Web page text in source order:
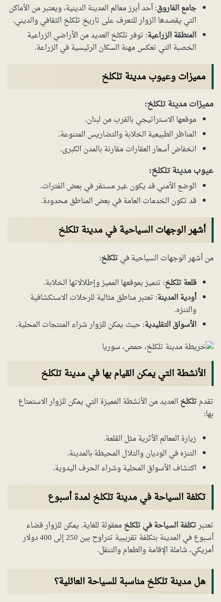
جامع الفاروق: أحد أبرز معالم المدينة الدينية، ويعتبر من الأماكن
التي يقصدها الزوار للتعرف على تاريخ تلكلخ الثقافي والديني.
المنطقة الزراعية: توفر تلكلخ العديد من الأراضي الزراعية
الخصبة التي تعكس مهنة السكان الرئيسية في الزراعة.
مميزات وعيوب مدينة تلكلخ
مميزات مدينة تلكلخ:
موقعها الاستراتيجي بالقرب من لبنان.
المناظر الطبيعية الخلابة والتضاريس المتنوعة.
انخفاض أسعار العقارات مقارنة بالمدن الكبرى.
عيوب مدينة تلكلخ:
الوضع الأمني قد يكون غير مستقر في بعض الفترات.
قد تكون الخدمات العامة في بعض المناطق محدودة.
أشهر الوجهات السياحية في مدينة تلكلخ
من أشهر الوجهات السياحية فيتلكلخ:
قلعة تلكلخ: تتميز بموقعها المميز وإطلالاتها الخلابة.
أودية المدينة: تعتبر مناطق مثالية للرحلات الاستكشافية
والتنزه.
الأسواق التقليدية: حيث يمكن للزوار شراء المنتجات المحلية.
الأنشطة التي يمكن القيام بها في مدينة تلكلخ
تقدمتلكلخ العديد من الأنشطة المميزة التي يمكن للزوار الاستمتاع
بها:
زيارة المعالم الأثرية مثل القلعة.
التنزه في الوديان والتلال المحيطة بالمدينة.
اكتشاف الأسواق المحلية وشراء الحرف اليدوية.
تكلفة السياحة في مدينة تلكلخ لمدة أسبوع
تعتبرتكلفة السياحة في تلكلخمعقولة للغاية. يمكن للزوار قضاء
أسبوع في المدينة بتكلفة تقريبية تتراوح بين 250 إلى 400 دولار
أمريكي، شاملة الإقامة والطعام والتنقل.
هل مدينة تلكلخ مناسبة للسياحة العائلية؟